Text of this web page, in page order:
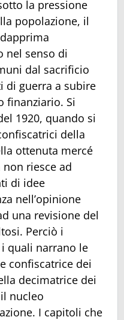
la pressione
popolazione, il
nel senso di
dal sacrificio
di guerra a subire
finanziario. Si
1920, quando si
della
ottenuta mercé
riesce ad
di idee
nell’opinione
una revisione del
Perciò i
quali narrano le
confiscatrice dei
decimatrice dei
nucleo
I capitoli che